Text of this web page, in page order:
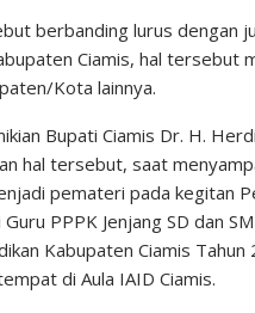
berbanding lurus dengan
Ciamis, hal tersebut
Kota lainnya.
Bupati Ciamis Dr. H.
hal tersebut, saat
pemateri pada kegitan
PPPK Jenjang SD dan
Kabupaten Ciamis
di Aula IAID Ciamis.